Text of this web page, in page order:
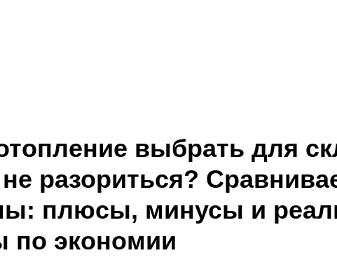
выбрать для
разориться?
плюсы, минусы и
по экономии